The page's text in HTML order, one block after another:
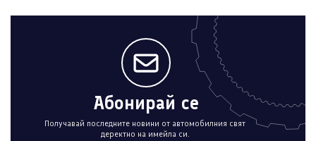
Абонирай се
Получавай последните новини от автомобилния свят
деректно на имейла си.